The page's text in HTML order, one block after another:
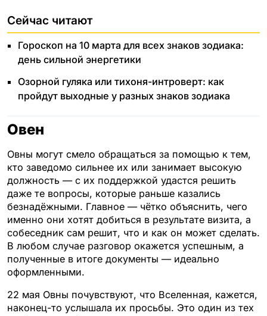
Сейчас читают
Гороскоп на 10 марта для всех знаков зодиака:
день сильной энергетики
Озорной гуляка или тихоня-интроверт: как
пройдут выходные у разных знаков зодиака
Овен
Овны могут смело обращаться за помощью к тем,
кто заведомо сильнее их или занимает высокую
должность — с их поддержкой удастся решить
даже те вопросы, которые раньше казались
безнадёжными. Главное — чётко объяснить, чего
именно они хотят добиться в результате визита, а
собеседник сам решит, что и как он может сделать.
В любом случае разговор окажется успешным, а
полученные в итоге документы — идеально
оформленными.
22 мая Овны почувствуют, что Вселенная, кажется,
наконец-то услышала их просьбы. Это один из тех